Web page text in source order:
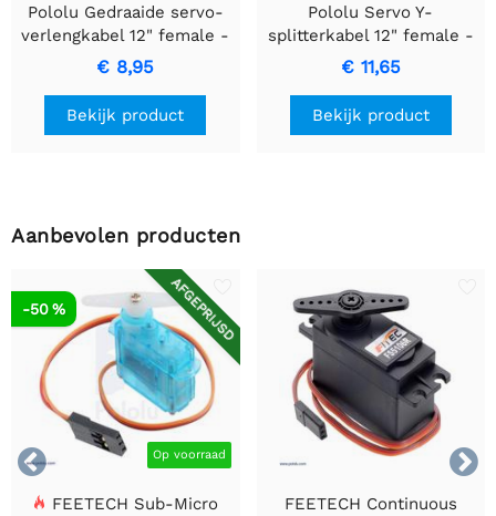
Pololu Gedraaide servo-
verlengkabel 12" female -
female
€ 8,95
Bekijk product
Pololu Servo Y-
splitterkabel 12" female -
2x female
€ 11,65
Bekijk product
Aanbevolen producten


AFGEPRIJSD
Op voorraad
-50 %
FEETECH Sub-Micro
FEETECH Continuous